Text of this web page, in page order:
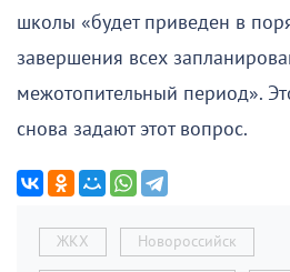
школы «будет приведен в
завершения всех
межотопительный период».
снова задают этот вопрос.
ЖКХ Новороссийск